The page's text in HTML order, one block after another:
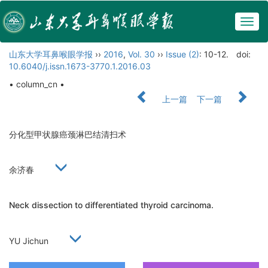
山东大学耳鼻喉眼学报 ›› 2016, Vol. 30 ›› Issue (2): 10-12.
doi:
10.6040/j.issn.1673-3770.1.2016.03
• column_cn •
上一篇
下一篇
分化型甲状腺癌颈淋巴结清扫术
余济春
Neck dissection to differentiated thyroid carcinoma.
YU Jichun